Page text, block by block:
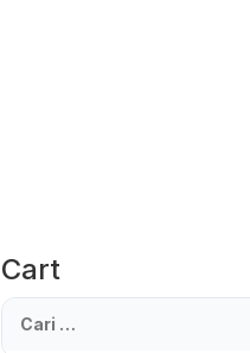
Cart
Cari
untuk: